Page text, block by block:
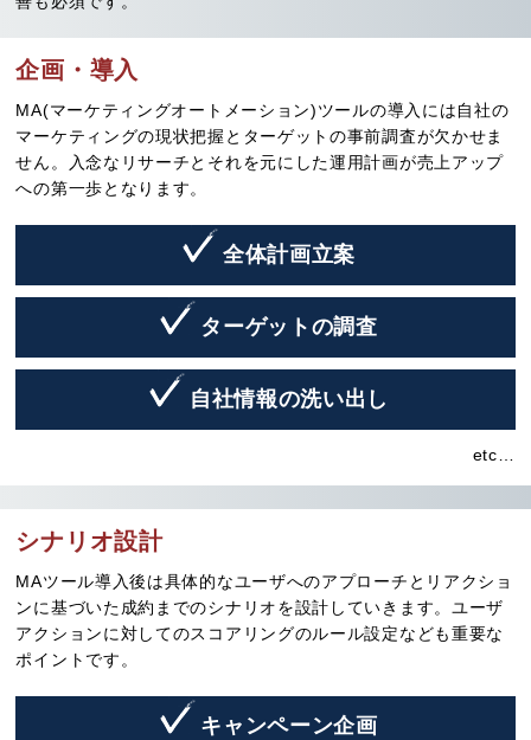
企画・導入
MA(マーケティングオートメーション)ツールの導入には自社の
マーケティングの現状把握とターゲットの事前調査が欠かせま
せん。入念なリサーチとそれを元にした運用計画が売上アップ
への第一歩となります。
全体計画立案
ターゲットの調査
自社情報の洗い出し
etc…
シナリオ設計
MAツール導入後は具体的なユーザへのアプローチとリアクショ
ンに基づいた成約までのシナリオを設計していきます。ユーザ
アクションに対してのスコアリングのルール設定なども重要な
ポイントです。
キャンペーン企画